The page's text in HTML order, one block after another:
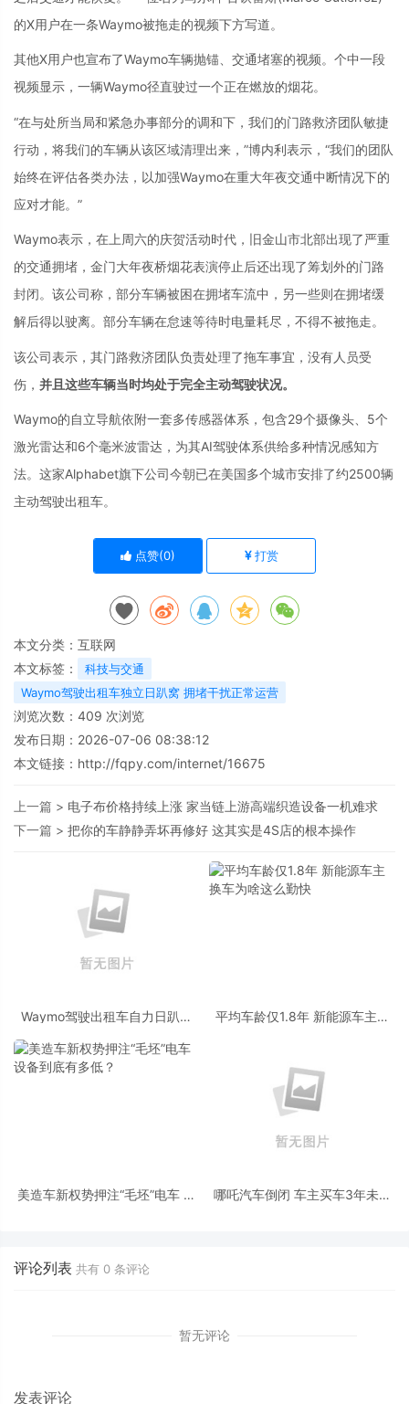
的X用户在一条Waymo被拖走的视频下方写道。
其他X用户也宣布了Waymo车辆抛锚、交通堵塞的视频。个中一段
视频显示，一辆Waymo径直驶过一个正在燃放的烟花。
“在与处所当局和紧急办事部分的调和下，我们的门路救济团队敏捷
行动，将我们的车辆从该区域清理出来，”博内利表示，“我们的团队
始终在评估各类办法，以加强Waymo在重大年夜交通中断情况下的
应对才能。”
Waymo表示，在上周六的庆贺活动时代，旧金山市北部出现了严重
的交通拥堵，金门大年夜桥烟花表演停止后还出现了筹划外的门路
封闭。该公司称，部分车辆被困在拥堵车流中，另一些则在拥堵缓
解后得以驶离。部分车辆在怠速等待时电量耗尽，不得不被拖走。
该公司表示，其门路救济团队负责处理了拖车事宜，没有人员受
伤， 并且这些车辆当时均处于完全主动驾驶状况。
Waymo的自立导航依附一套多传感器体系，包含29个摄像头、5个
激光雷达和6个毫米波雷达，为其AI驾驶体系供给多种情况感知方
法。这家Alphabet旗下公司今朝已在美国多个城市安排了约2500辆
主动驾驶出租车。
点赞(0) 打赏
本文分类： 互联网
本文标签：
科技与交通
Waymo驾驶出租车独立日趴窝 拥堵干扰正常运营
浏览次数： 409 次浏览
发布日期：2026-07-06 08:38:12
本文链接： http://fqpy.com/internet/16675
上一篇 > 电子布价格持续上涨 家当链上游高端织造设备一机难求
下一篇 > 把你的车静静弄坏再修好 这其实是4S店的根本操作
Waymo驾驶出租车自力日趴窝
平均车龄仅1.8年 新能源车主换
美造车新权势押注“毛坯”电车 设
哪吒汽车倒闭 车主买车3年未拿
评论列表 共有 0 条评论
暂无评论
发表评论